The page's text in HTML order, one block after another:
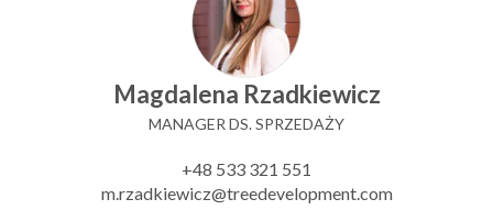
Magdalena Rzadkiewicz
MANAGER DS. SPRZEDAŻY
+48 533 321 551
m.rzadkiewicz@treedevelopment.com